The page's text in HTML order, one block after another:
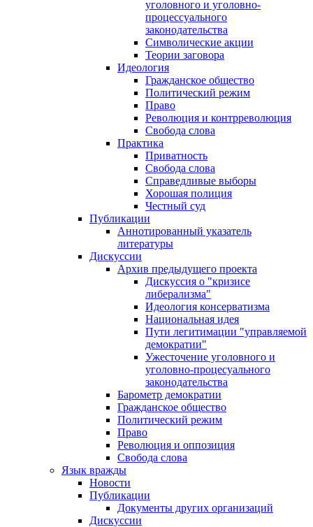
уголовного и уголовно-
процессуального
законодательства
Символические акции
Теории заговора
Идеология
Гражданское общество
Политический режим
Право
Революция и контрреволюция
Свобода слова
Практика
Приватность
Свобода слова
Справедливые выборы
Хорошая полиция
Честный суд
Публикации
Аннотированный указатель
литературы
Дискуссии
Архив предыдущего проекта
Дискуссия о "кризисе
либерализма"
Идеология консерватизма
Национальная идея
Пути легитимации "управляемой
демократии"
Ужесточение уголовного и
уголовно-процесуального
законодательства
Барометр демократии
Гражданское общество
Политический режим
Право
Революция и оппозиция
Свобода слова
Язык вражды
Новости
Публикации
Документы других организаций
Дискуссии